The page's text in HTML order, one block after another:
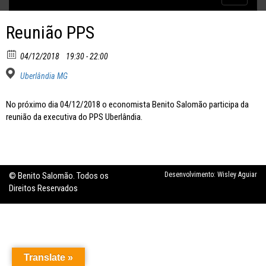
Reunião PPS
04/12/2018 19:30 - 22:00
Uberlândia MG
No próximo dia 04/12/2018 o economista Benito Salomão participa da
reunião da executiva do PPS Uberlândia.
© Benito Salomão. Todos os
Direitos Reservados
Desenvolvimento: Wisley Aguiar
Translate »